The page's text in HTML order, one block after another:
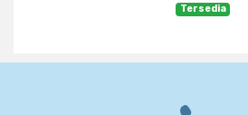
Tersedia